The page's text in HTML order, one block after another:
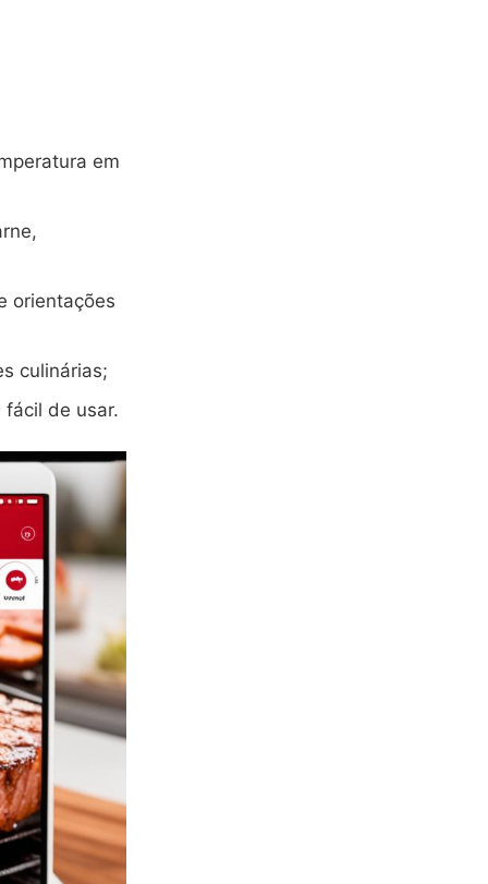
em
orientações
culinárias;
fácil de usar.